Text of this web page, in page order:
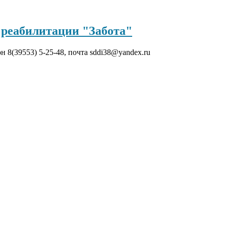
"Забота"
8(39553) 5-25-48, почта sddi38@yandex.ru